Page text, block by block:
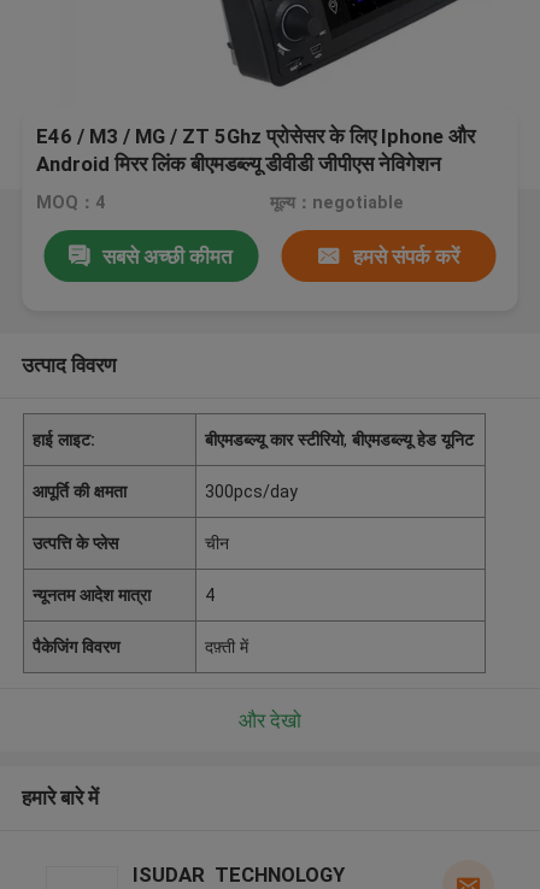
E46 / M3 / MG / ZT 5Ghz प्रोसेसर के लिए Iphone और
Android मिरर लिंक बीएमडब्ल्यू डीवीडी जीपीएस नेविगेशन
MOQ：4 मूल्य：negotiable
सबसे अच्छी कीमत हमसे संपर्क करें
उत्पाद विवरण
हाई लाइट: बीएमडब्ल्यू कार स्टीरियो,बीएमडब्ल्यू हेड यूनिट
आपूर्ति की क्षमता 300pcs/day
उत्पत्ति के प्लेस चीन
न्यूनतम आदेश मात्रा 4
पैकेजिंग विवरण दफ़्ती में
और देखो
हमारे बारे में
ISUDAR TECHNOLOGY